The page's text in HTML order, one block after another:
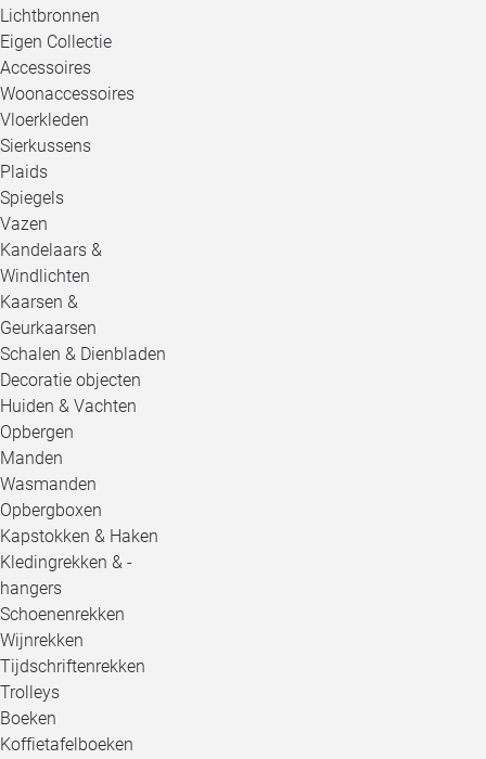
Lichtbronnen
Eigen Collectie
Accessoires
Woonaccessoires
Vloerkleden
Sierkussens
Plaids
Spiegels
Vazen
Kandelaars &
Windlichten
Kaarsen &
Geurkaarsen
Schalen & Dienbladen
Decoratie objecten
Huiden & Vachten
Opbergen
Manden
Wasmanden
Opbergboxen
Kapstokken & Haken
Kledingrekken & -
hangers
Schoenenrekken
Wijnrekken
Tijdschriftenrekken
Trolleys
Boeken
Koffietafelboeken